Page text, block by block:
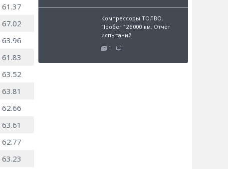
61.37
67.02
63.96
61.83
63.52
63.81
62.66
63.61
62.77
63.23
Компрессоры ТОЛВО.
Пробег 126 000 км. Отчет
испытаний
1